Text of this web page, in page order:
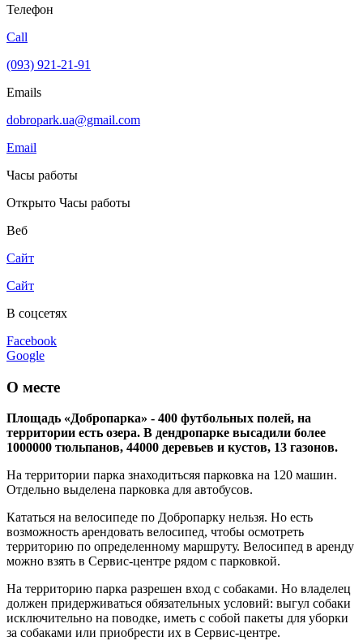
Телефон
Call
(093) 921-21-91
Emails
dobropark.ua@gmail.com
Email
Часы работы
Открыто Часы работы
Веб
Сайт
Сайт
В соцсетях
Facebook
Google
О месте
Площадь «Добропарка» - 400 футбольных полей, на
территории есть озера. В дендропарке высадили более
1000000 тюльпанов, 44000 деревьев и кустов, 13 газонов.
На территории парка знаходитьсяя парковка на 120 машин.
Отдельно выделена парковка для автобусов.
Кататься на велосипеде по Добропарку нельзя. Но есть
возможность арендовать велосипед, чтобы осмотреть
территорию по определенному маршруту. Велосипед в аренду
можно взять в Сервис-центре рядом с парковкой.
На территорию парка разрешен вход с собаками. Но владелец
должен придерживаться обязательных условий: выгул собаки
исключительно на поводке, иметь с собой пакеты для уборки
за собаками или приобрести их в Сервис-центре.